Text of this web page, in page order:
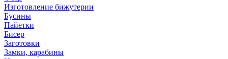
Изготовление бижутерии
Бусины
Пайетки
Бисер
Заготовки
Замки, карабины